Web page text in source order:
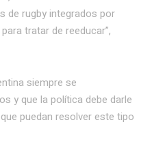
de rugby integrados por
tratar de reeducar”,
siempre se
y que la política debe darle
puedan resolver este tipo